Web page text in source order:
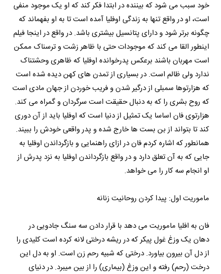
خود سبب می شود که بیننده در ابتدا فکر کند که او یک موجود منفی
است، او در واقع تنها به زندگی اوفلیا آمده است تا به او بفهماند که
چگونه برتر شود و دارای پتانسیل بیشتری باشد. در واقع در اینجا فیلم
اینطور القا می کند که موجودات حتی با ظاهر زشت و ترسناک ممکن
است مهربان باشند برعکس پدرخوانده اوفلیا که ظاهری وحشتناک
ندارد ولی ظالم است. در بسیاری از تمدن های کهن دیده شده است
که هزارتوها سمبلی از درگیر شدن و فریب خوردن از جهان مادی است
که روح بشری را که به دنبال حقیقت است سرگردان و گمراه می کند.
هزارتوی فان اساسا یک تمثیل از دنیا است که اوفلیا باید از آن دوری
کند تا بتواند از بن بست ها خارج شده و پدر واقعی خودش را ببیند.
همانطور که اشاره کردم فان در ازای راهنمایی و بازگرداندن اوفلیا به
جایی که به آن تعلق دارد و در واقع بازگرداندن اوفلیا به نزد پدرش از
او انجام سه کار را می خواهد.
ماموریت اول: پیدا کردن روحانیت زنانه
فان به افلیا ماموریت می دهد با قرار دادن سه سنگ جادویی در
دهان یک وزغ غول پیکر که در ریشه درختی لانه کرده است کلیدی را
از دل آن بیرون بیاورد. درختی که شبیه رحم زن است. او به دل این
درخت (رحم) رفته و این وزغ (بیماری) را از بین میبرد. در دنیای